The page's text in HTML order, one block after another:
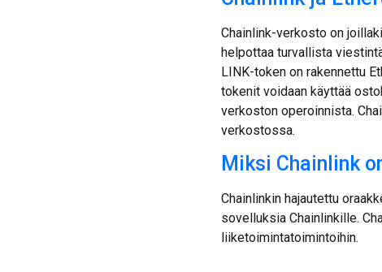
Chainlink-verkosto on
helpottaa turvallista
LINK-token on rakennettu
tokenit voidaan käyttää
verkoston operoinnista.
verkostossa.
Miksi Chainlink
Chainlinkin hajautettu
sovelluksia Chainlinkille.
liiketoimintatoimintoihin.